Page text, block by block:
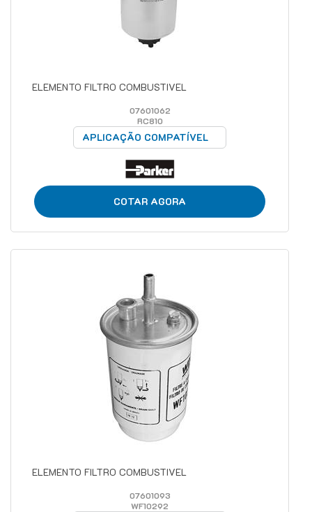
ELEMENTO FILTRO COMBUSTIVEL
07601062
RC810
APLICAÇÃO COMPATÍVEL
COTAR AGORA
ELEMENTO FILTRO COMBUSTIVEL
07601093
WF10292